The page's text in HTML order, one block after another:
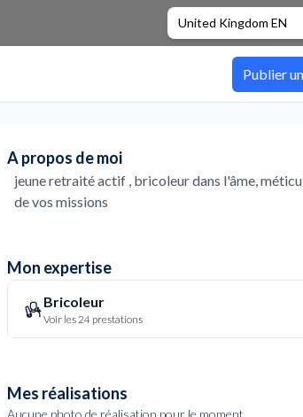
United Kingdom EN
Publier
A propos de moi
jeune retraité actif , bricoleur dans l'âme,
de vos missions
Mon expertise
Bricoleur
Voir les 24 prestations
Mes réalisations
Aucune photo de réalisation pour le moment